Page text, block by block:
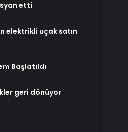
etti
elektrikli uçak satın
Başlatıldı
geri dönüyor